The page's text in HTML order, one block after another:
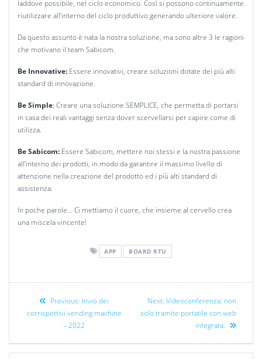
laddove possibile, nel ciclo economico. Così si possono continuamente
riutilizzare all’interno del ciclo produttivo generando ulteriore valore.
Da questo assunto è nata la nostra soluzione, ma sono altre 3 le ragioni
che motivano il team Sabicom.
Be Innovative: Essere innovativi, creare soluzioni dotate dei più alti
standard di innovazione.
Be Simple: Creare una soluzione SEMPLICE, che permetta di portarsi
in casa dei reali vantaggi senza dover scervellarsi per capire come di
utilizza.
Be Sabicom: Essere Sabicom, mettere noi stessi e la nostra passione
all’interno dei prodotti, in modo da garantire il massimo livello di
attenzione nella creazione del prodotto ed i più alti standard di
assistenza.
In poche parole… Ci mettiamo il cuore, che insieme al cervello crea
una miscela vincente!
APP BOARD RTU
Previous: Invio dei
corrispettivi vending machine
– 2022
Next: Videoconferenza: non
solo tramite portatile con web
integrata.